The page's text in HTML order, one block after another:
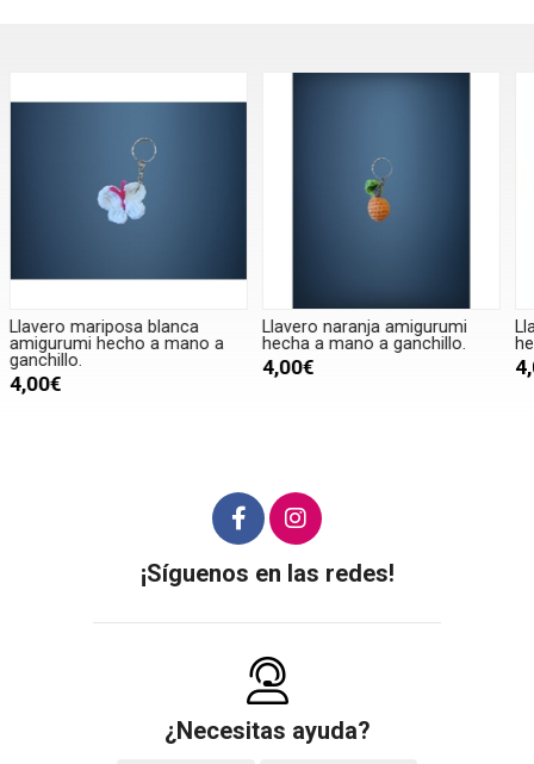
Llavero naranja amigurumi
hecha a mano a ganchillo.
4,00€
Llavero pelota amigurumi
hecho a mano a ganchillo.
4,00€
¡Síguenos en las redes!
¿Necesitas ayuda?